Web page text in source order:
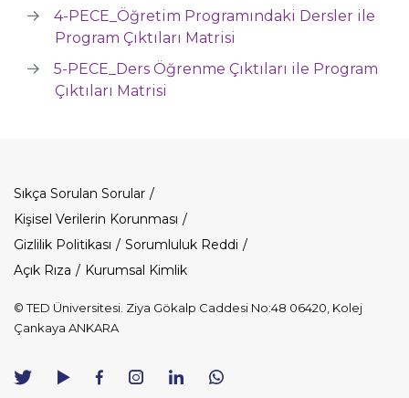
4-PECE_Öğretim Programındaki Dersler ile
Program Çıktıları Matrisi
5-PECE_Ders Öğrenme Çıktıları ile Program
Çıktıları Matrisi
Dipnot
Sıkça Sorulan Sorular
Kişisel Verilerin Korunması
Gizlilik Politikası
Sorumluluk Reddi
Açık Rıza
Kurumsal Kimlik
© TED Üniversitesi. Ziya Gökalp Caddesi No:48 06420, Kolej
Çankaya ANKARA
TED
TED
TED
TED
TED